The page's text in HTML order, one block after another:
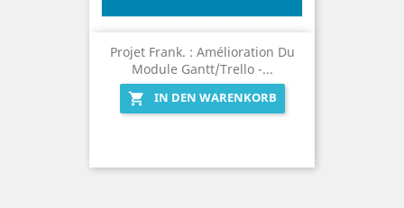
Projet Frank. : Amélioration Du
Module Gantt/Trello -...

IN DEN WARENKORB